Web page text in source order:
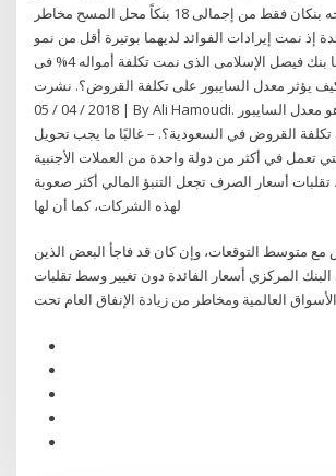
الفائدة . ويواجه بنكان فقط من إجمالى 18 بنكاً محل المسح مخاطر
إذ نمت إيرادات الفوائد لديهما بوتيرة أقل من نمو
تكاليف الأموال وهما بنك فيصل الإسلامى الذى نمت تكلفة أمواله 4% فى
يؤثر معدل السايبور على تكلفة القروض؟. نشرت
2018 / 04 / 05 | By Ali Hamoudi. تعرف معنا على ما هو معدل السايبور
القروض في السعودية؟. – غالبًا ما يجب تحويل
تعمل في أكثر من دولة واحدة من العملات الأجنبية
تقلبات أسعار الصرف تجعل التنبؤ المالي أكثر صعوبة
لهذه الشركات، كما أن لها
متوسط التوقعات، وإن كان قد فاجأ البعض الذين
المركزي أسعار الفائدة دون تغيير وسط تقلبات
العالمية ومخاطر من زيادة الإنفاق العام تحت